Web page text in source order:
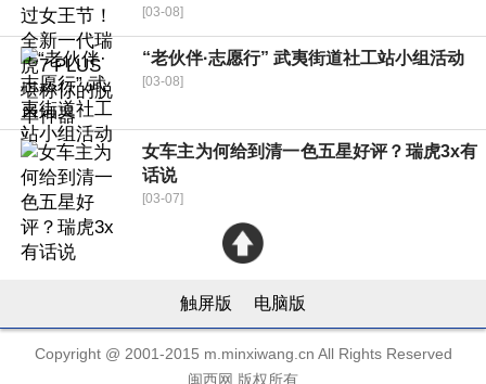
[03-08]
“老伙伴·志愿行” 武夷街道社工站小组活动
[03-08]
女车主为何给到清一色五星好评？瑞虎3x有
话说
[03-07]
触屏版 电脑版
Copyright @ 2001-2015 m.minxiwang.cn All Rights Reserved
闽西网 版权所有